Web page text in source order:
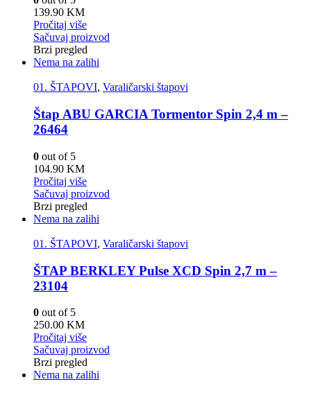
139.90 KM
Pročitaj više
Sačuvaj proizvod
Brzi pregled
Nema na zalihi
01. ŠTAPOVI, Varaličarski štapovi
Štap ABU GARCIA Tormentor Spin 2,4 m –
26464
0 out of 5
104.90 KM
Pročitaj više
Sačuvaj proizvod
Brzi pregled
Nema na zalihi
01. ŠTAPOVI, Varaličarski štapovi
ŠTAP BERKLEY Pulse XCD Spin 2,7 m –
23104
0 out of 5
250.00 KM
Pročitaj više
Sačuvaj proizvod
Brzi pregled
Nema na zalihi